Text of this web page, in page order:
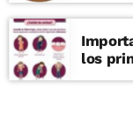
los